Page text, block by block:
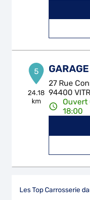
5
24.18
km
27 Rue
94400
Ouvert
18:00
Les Top Carrosserie